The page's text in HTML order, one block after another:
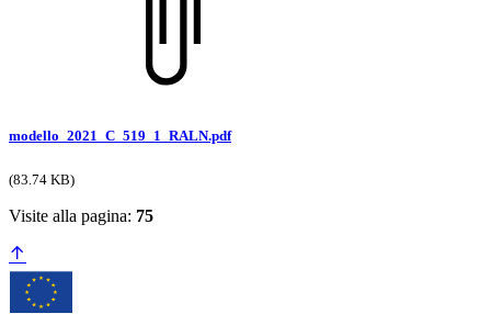
modello_2021_C_519_1_RALN.pdf
(83.74 KB)
Visite alla pagina: 75